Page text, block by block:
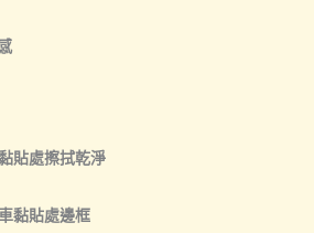
貼處擦拭乾淨
黏貼處邊框